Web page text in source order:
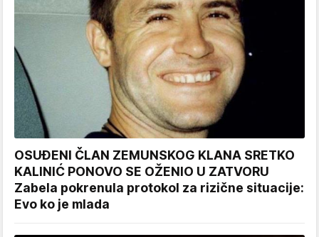
OSUĐENI ČLAN ZEMUNSKOG KLANA SRETKO
KALINIĆ PONOVO SE OŽENIO U ZATVORU
Zabela pokrenula protokol za rizične situacije:
Evo ko je mlada